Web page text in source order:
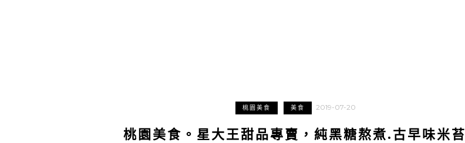
桃園美食 美食 2019-07-20
桃園美食。星大王甜品專賣，純黑糖熬煮.古早味米苔